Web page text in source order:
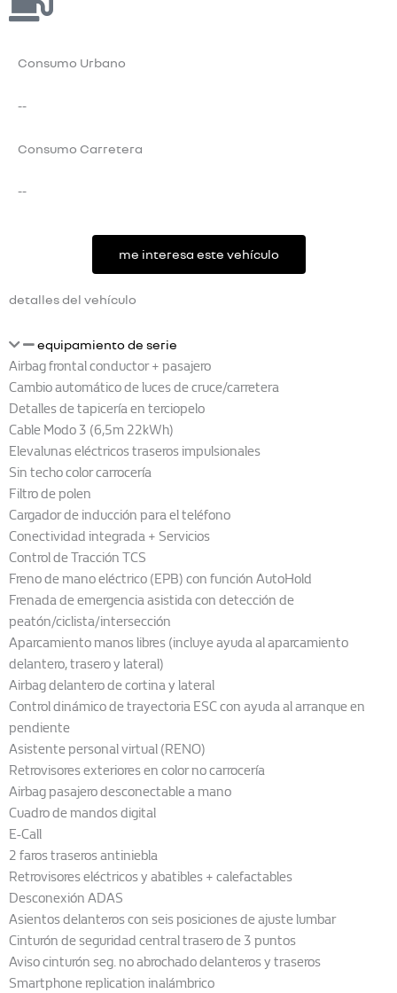
Consumo Urbano
--
Consumo Carretera
--
me interesa este vehículo
detalles del vehículo
equipamiento de serie
Airbag frontal conductor + pasajero
Cambio automático de luces de cruce/carretera
Detalles de tapicería en terciopelo
Cable Modo 3 (6,5m 22kWh)
Elevalunas eléctricos traseros impulsionales
Sin techo color carrocería
Filtro de polen
Cargador de inducción para el teléfono
Conectividad integrada + Servicios
Control de Tracción TCS
Freno de mano eléctrico (EPB) con función AutoHold
Frenada de emergencia asistida con detección de
peatón/ciclista/intersección
Aparcamiento manos libres (incluye ayuda al aparcamiento
delantero, trasero y lateral)
Airbag delantero de cortina y lateral
Control dinámico de trayectoria ESC con ayuda al arranque en
pendiente
Asistente personal virtual (RENO)
Retrovisores exteriores en color no carrocería
Airbag pasajero desconectable a mano
Cuadro de mandos digital
E-Call
2 faros traseros antiniebla
Retrovisores eléctricos y abatibles + calefactables
Desconexión ADAS
Asientos delanteros con seis posiciones de ajuste lumbar
Cinturón de seguridad central trasero de 3 puntos
Aviso cinturón seg. no abrochado delanteros y traseros
Smartphone replication inalámbrico